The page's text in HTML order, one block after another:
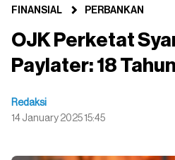
FINANSIAL PERBANKAN
OJK Perketat
Paylater: 18
Redaksi
14 January 2025 15:45